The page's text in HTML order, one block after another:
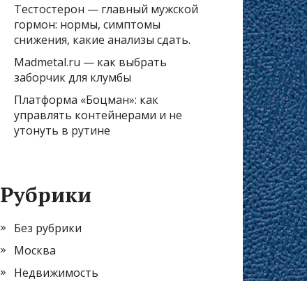
Тестостерон — главный мужской
гормон: нормы, симптомы
снижения, какие анализы сдать.
Madmetal.ru — как выбрать
заборчик для клумбы
Платформа «Боцман»: как
управлять контейнерами и не
утонуть в рутине
Рубрики
Без рубрики
Москва
Недвижимость